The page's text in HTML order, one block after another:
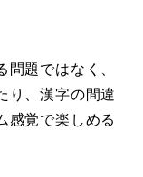
題ではなく、
り、漢字の間違
感覚で楽しめる